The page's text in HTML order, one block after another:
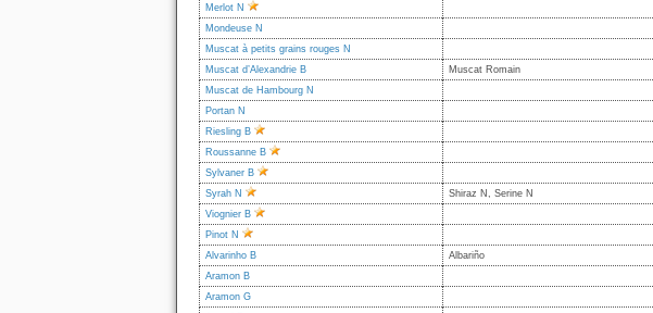
Merlot N
Mondeuse N
Muscat à petits grains rouges N
Muscat d’Alexandrie B
Muscat Romain
Muscat de Hambourg N
Portan N
Riesling B
Roussanne B
Sylvaner B
Syrah N
Shiraz N, Serine N
Viognier B
Pinot N
Alvarinho B
Albariño
Aramon B
Aramon G